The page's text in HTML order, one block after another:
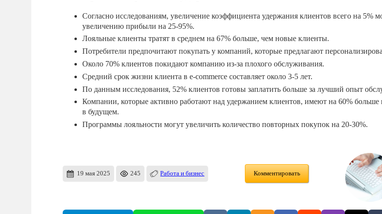
Согласно исследованиям, увеличение коэффициента удержания клиентов всего на 5%
увеличению прибыли на 25-95%.
Лояльные клиенты тратят в среднем на 67% больше, чем новые клиенты.
Потребители предпочитают покупать у компаний, которые предлагают
Около 70% клиентов покидают компанию из-за плохого обслуживания.
Средний срок жизни клиента в e-commerce составляет около 3-5 лет.
По данным исследования, 52% клиентов готовы заплатить больше за лучший опыт
Компании, которые активно работают над удержанием клиентов, имеют на 60% больше
в будущем.
Программы лояльности могут увеличить количество повторных покупок на 20-30%.
19 мая 2025 245 Работа и бизнес Комментировать